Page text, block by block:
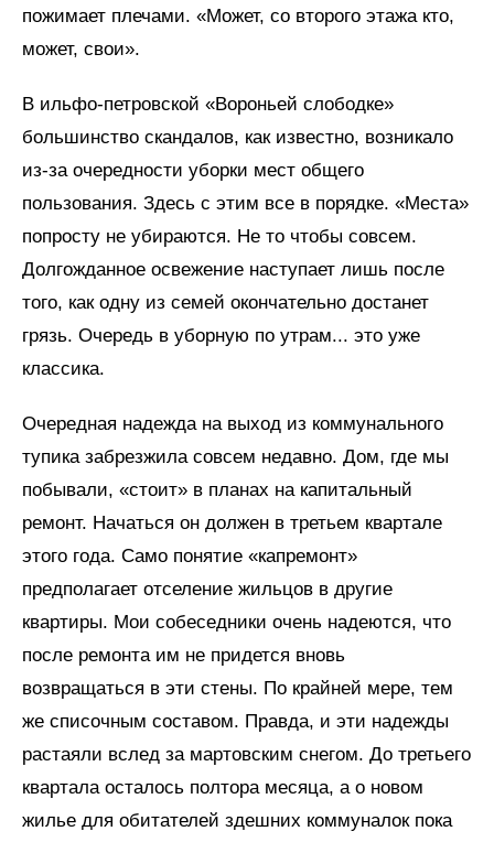
пожимает плечами. «Может, со второго этажа кто,
может, свои».
В ильфо-петровской «Вороньей слободке»
большинство скандалов, как известно, возникало
из-за очередности уборки мест общего
пользования. Здесь с этим все в порядке. «Места»
попросту не убираются. Не то чтобы совсем.
Долгожданное освежение наступает лишь после
того, как одну из семей окончательно достанет
грязь. Очередь в уборную по утрам... это уже
классика.
Очередная надежда на выход из коммунального
тупика забрезжила совсем недавно. Дом, где мы
побывали, «стоит» в планах на капитальный
ремонт. Начаться он должен в третьем квартале
этого года. Само понятие «капремонт»
предполагает отселение жильцов в другие
квартиры. Мои собеседники очень надеются, что
после ремонта им не придется вновь
возвращаться в эти стены. По крайней мере, тем
же списочным составом. Правда, и эти надежды
растаяли вслед за мартовским снегом. До третьего
квартала осталось полтора месяца, а о новом
жилье для обитателей здешних коммуналок пока